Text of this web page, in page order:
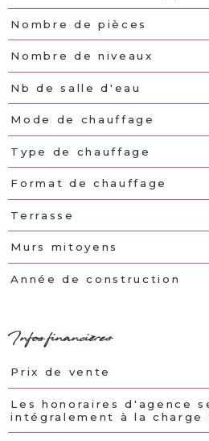
Nombre de pièces
Nombre de niveaux
Nb de salle d'eau
Mode de chauffage
Type de chauffage
Format de chauffage
Terrasse
Murs mitoyens
Année de construction
Infos financières
Caractéristiques Valeurs
Prix de vente
Les honoraires d'agence
intégralement à la charge